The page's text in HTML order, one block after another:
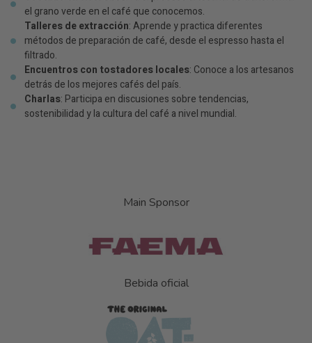
el grano verde en el café que conocemos.
Talleres de extracción: Aprende y practica diferentes
métodos de preparación de café, desde el espresso hasta el
filtrado.
Encuentros con tostadores locales: Conoce a los artesanos
detrás de los mejores cafés del país.
Charlas: Participa en discusiones sobre tendencias,
sostenibilidad y la cultura del café a nivel mundial.
Main Sponsor
Bebida oficial